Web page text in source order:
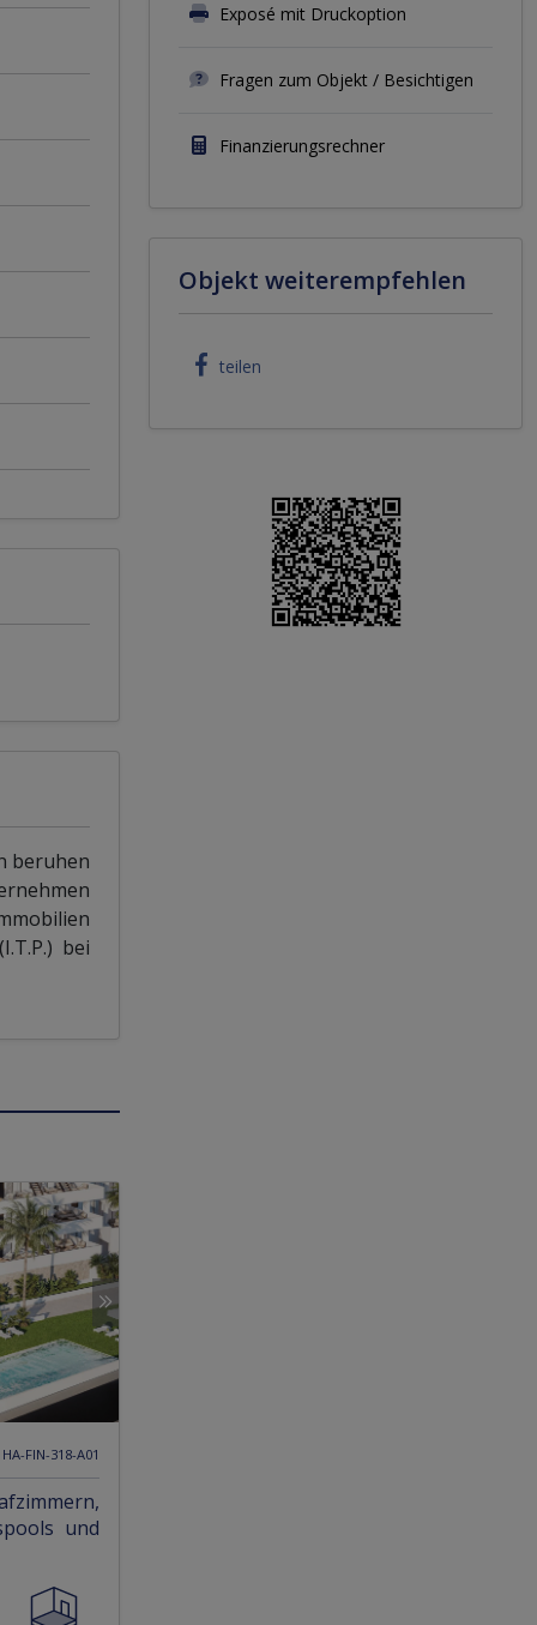
beruhen
bei
FIN-318-A01
und
Exposé mit Druckoption
Fragen zum Objekt / Besichtigen
Finanzierungsrechner
Objekt weiterempfehlen
teilen